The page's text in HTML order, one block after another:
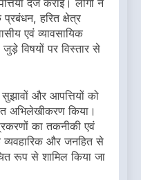
दर्ज कराईं। लोगों ने
हरित क्षेत्र
एवं व्यावसायिक
जुड़े विषयों पर विस्तार से
और आपत्तियों को
अभिलेखीकरण किया।
का तकनीकी एवं
व्यवहारिक और जनहित से
रूप से शामिल किया जा